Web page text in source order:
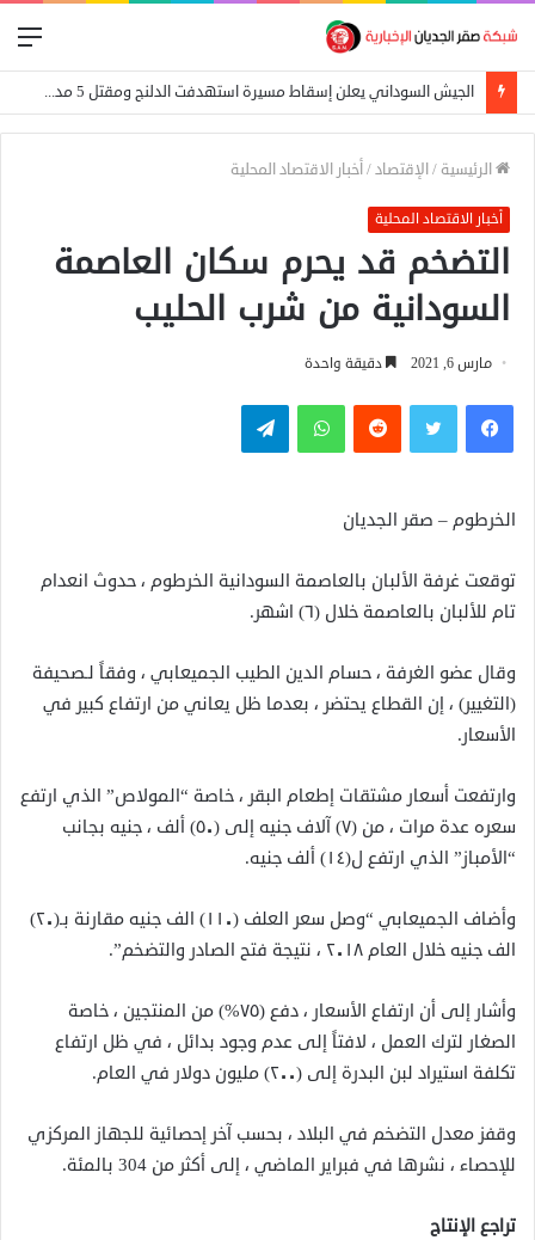
الجيش السوداني يعلن إسقاط مسيرة استهدفت الدلنج ومقتل 5 مدنيين في هجوم جنوبي الأبيض
الرئيسية /الإقتصاد/أخبار الاقتصاد المحلية
أخبار الاقتصاد المحلية
التضخم قد يحرم سكان العاصمة
السودانية من شرب الحليب
مارس 6, 2021 دقيقة واحدة
فيسبوكتويتر واتساب تيلقرام
الخرطوم – صقر الجديان
توقعت غرفة الألبان بالعاصمة السودانية الخرطوم ، حدوث انعدام
تام للألبان بالعاصمة خلال (٦) اشهر.
وقال عضو الغرفة ، حسام الدين الطيب الجميعابي ، وفقاً لـصحيفة
(التغيير) ، إن القطاع يحتضر ، بعدما ظل يعاني من ارتفاع كبير في
الأسعار.
وارتفعت أسعار مشتقات إطعام البقر ، خاصة “المولاص” الذي ارتفع
سعره عدة مرات ، من (٧) آلاف جنيه إلى (٥٠) ألف ، جنيه بجانب
“الأمباز” الذي ارتفع ل(١٤) ألف جنيه.
وأضاف الجميعابي “وصل سعر العلف (١١٠) الف جنيه مقارنة بـ(٢٠)
الف جنيه خلال العام ٢٠١٨ ، نتيجة فتح الصادر والتضخم”.
وأشار إلى أن ارتفاع الأسعار ، دفع (٧٥%) من المنتجين ، خاصة
الصغار لترك العمل ، لافتاً إلى عدم وجود بدائل ، في ظل ارتفاع
تكلفة استيراد لبن البدرة إلى (٢٠٠) مليون دولار في العام.
وقفز معدل التضخم في البلاد ، بحسب آخر إحصائية للجهاز المركزي
للإحصاء ، نشرها في فبراير الماضي ، إلى أكثر من 304 بالمئة.
تراجع الإنتاج